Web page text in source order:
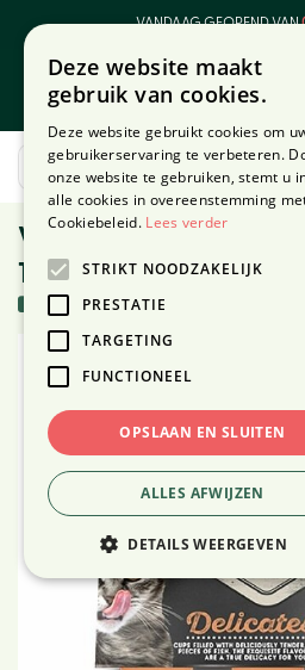
VANDAAG GEOPEND VAN
Voskes Delicatesse
150g
15 stuks in voorraad
Deze website maakt
gebruik van cookies.
Deze website gebruikt cookies om
gebruikerservaring te verbeteren.
onze website te gebruiken, stemt u
alle cookies in overeenstemming
Cookiebeleid. Lees verder
STRIKT NOODZAKELIJK
PRESTATIE
TARGETING
FUNCTIONEEL
OPSLAAN EN SLUITEN
ALLES AFWIJZEN
DETAILS WEERGEVEN